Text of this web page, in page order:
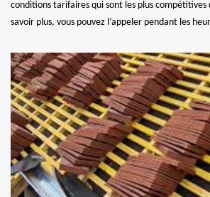
conditions tarifaires qui sont les plus compétitives
savoir plus, vous pouvez l’appeler pendant les